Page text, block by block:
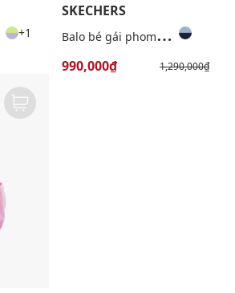
+1
SKECHERS
B
alo bé gái phom chữ nhật Cinnamoroll
990,000₫ 1,290,000₫